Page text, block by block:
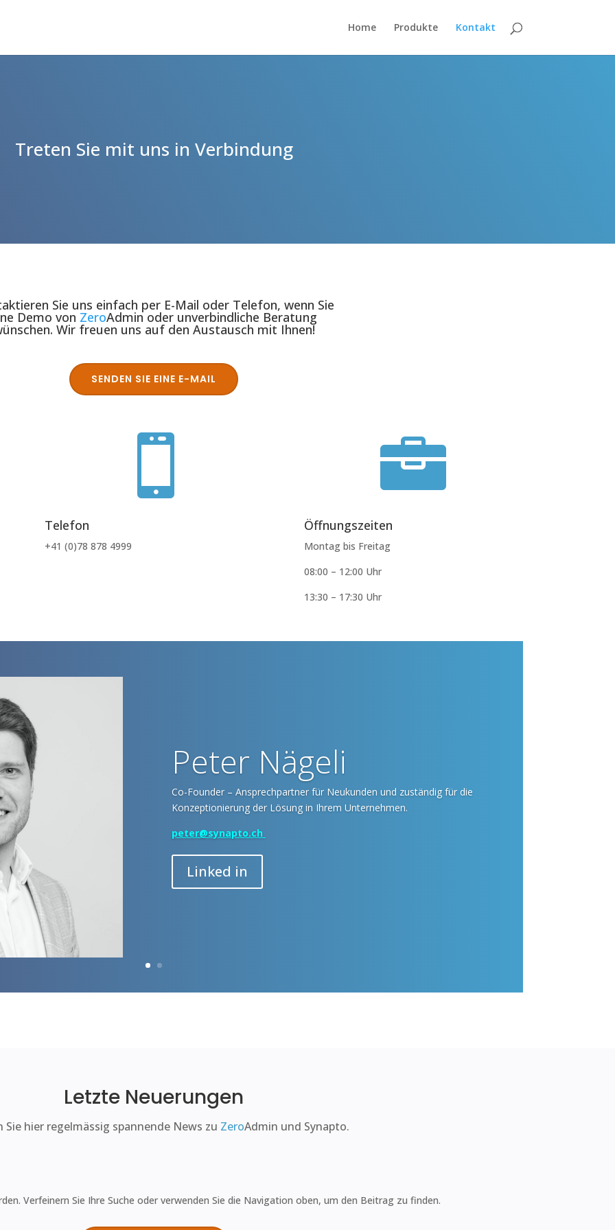
Home Produkte Kontakt
Treten Sie mit uns in Verbindung
Sie uns einfach per E-Mail oder Telefon, wenn Sie
Demo von ZeroAdmin oder unverbindliche Beratung
Wir freuen uns auf den Austausch mit Ihnen!
SENDEN SIE EINE E-MAIL

Telefon
+41 (0)78 878 4999

Öffnungszeiten
Montag bis Freitag
08:00 – 12:00 Uhr
13:30 – 17:30 Uhr
Peter Nägeli
Co-Founder – Ansprechpartner für Neukunden und zuständig für die
Konzeptionierung der Lösung in Ihrem Unternehmen.
peter@synapto.ch
Linked in
Letzte Neuerungen
Sie hier regelmässig spannende News zu ZeroAdmin und Synapto.
Verfeinern Sie Ihre Suche oder verwenden Sie die Navigation oben, um den Beitrag zu finden.